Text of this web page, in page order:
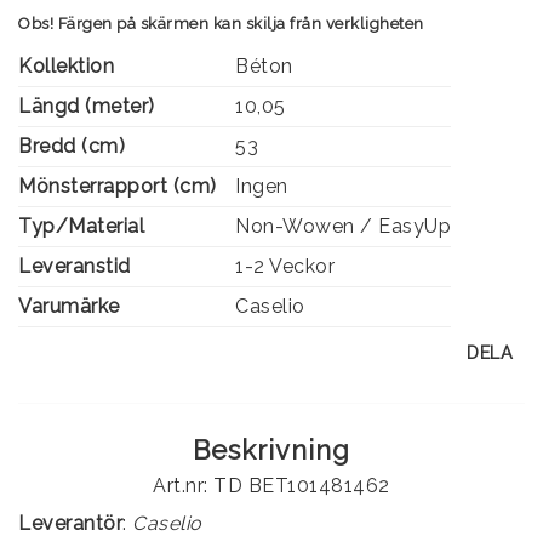
Obs! Färgen på skärmen kan skilja från verkligheten
Kollektion
Béton
Längd (meter)
10,05
Bredd (cm)
53
Mönsterrapport (cm)
Ingen
Typ/Material
Non-Wowen / EasyUp
Leveranstid
1-2 Veckor
Varumärke
Caselio
DELA
Beskrivning
Art.nr: TD BET101481462
Leverantör: Caselio